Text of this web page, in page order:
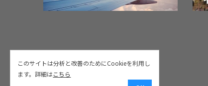
このサイトは分析と改善のためにCookieを利用し
ます。詳細はこちら